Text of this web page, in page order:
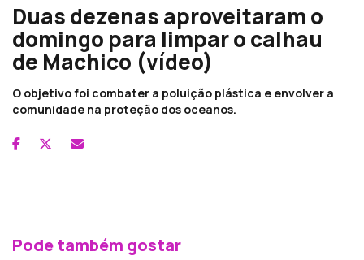
Duas dezenas aproveitaram o
domingo para limpar o calhau
de Machico (vídeo)
O objetivo foi combater a poluição plástica e envolver a
comunidade na proteção dos oceanos.
Pode também gostar